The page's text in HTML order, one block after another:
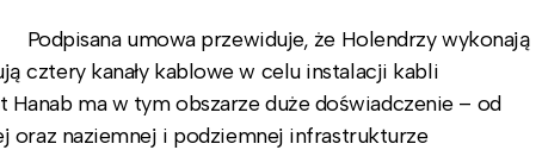
Podpisana umowa przewiduje, że Holendrzy wykonają
cztery kanały kablowe w celu instalacji kabli
ma w tym obszarze duże doświadczenie – od
oraz naziemnej i podziemnej infrastrukturze